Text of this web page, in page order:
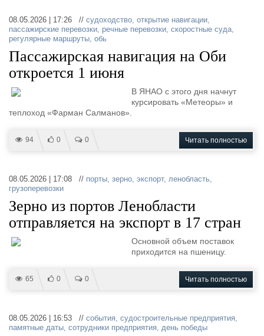
08.05.2026 | 17:26 // судоходство, открытие навигации,
пассажирские перевозки, речные перевозки, скоростные суда,
регулярные маршруты, обь
Пассажирская навигация на Оби
откроется 1 июня
В ЯНАО с этого дня начнут
курсировать «Метеоры» и
теплоход «Фарман Салманов».
94 0 0 Читать полностью
08.05.2026 | 17:08 // порты, зерно, экспорт, ленобласть,
грузоперевозки
Зерно из портов Ленобласти
отправляется на экспорт в 17 стран
Основной объем поставок
приходится на пшеницу.
65 0 0 Читать полностью
08.05.2026 | 16:53 // события, судостроительные предприятия,
памятные даты, сотрудники предприятия, день победы